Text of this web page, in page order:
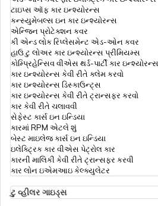
ટાઇપ્સ ઑફ કાર ઇન્શ્યોરન્સ
કન્સ્યુમેબલ્સ ઇન કાર ઇન્શ્યોરન્સ
એન્જિન પ્રોટેક્શન કવર
કી એન્ડ લોક રિપ્લેસમેન્ટ એડ-ઓન કવર
હાઉ ટુ લોઅર કાર ઇન્શ્યોરન્સ પ્રીમિયમ્સ
કોમ્પ્રિહેન્સિવ વીએસ થર્ડ-પાર્ટી કાર ઇન્શ્યોરન્સ
કાર ઇન્શ્યોરન્સ કેવી રીતે ક્લેમ કરવો
કાર ઇન્શ્યોરન્સ ડિસ્કાઉન્ટ્સ
કાર ઇન્શ્યોરન્સ કેવી રીતે ટ્રાન્સફર કરવો
કાર કેવી રીતે ચલાવવી
સેફેસ્ટ કાર્સ ઇન ઇન્ડિયા
કારમાં RPM એટલે શું
બેસ્ટ માઇલેજ કાર્સ ઇન ઇન્ડિયા
ઇલેક્ટ્રિક કાર વીએસ પેટ્રોલ કાર
કારની માલિકી કેવી રીતે ટ્રાન્સફર કરવી
કાર લોન ઇએમઆઇ કેલ્ક્યુલેટર
ટુ વ્હીલર ગાઇડ્સ